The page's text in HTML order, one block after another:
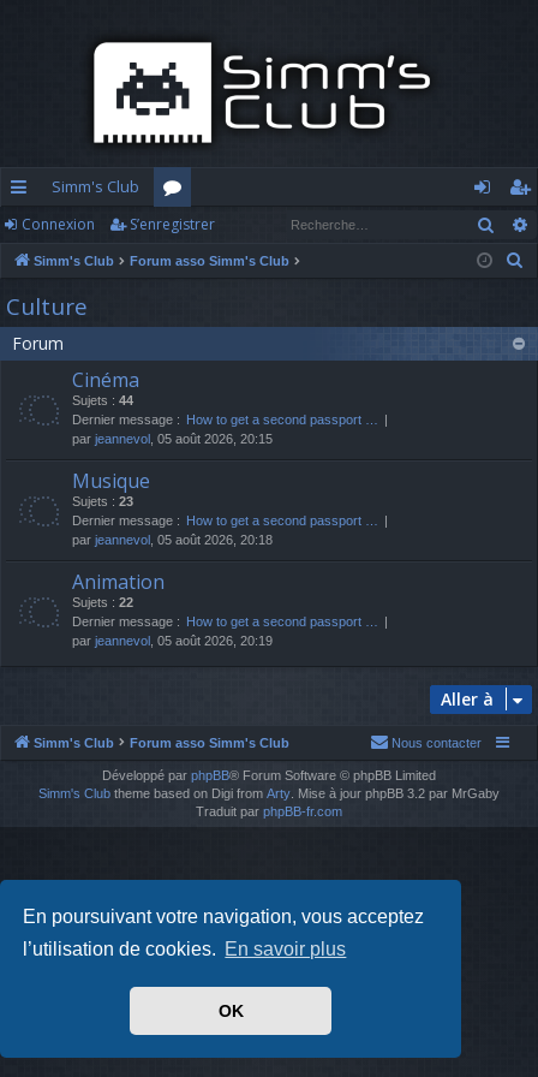
En poursuivant votre navigation, vous acceptez
l’utilisation de cookies. En savoir plus
OK
cc
ès
ra
pi
Simm's Club
or
u
o
n
’e
nr
ist
Connexion S’enregistrer
Simm's Club Forum asso Simm's Club
e
Culture
Forum
Cinéma
Sujets : 44
Dernier message : How to get a second passport …
par jeannevol , 05 août 2026, 20:15
Musique
Sujets : 23
Dernier message : How to get a second passport …
par jeannevol , 05 août 2026, 20:18
Animation
Sujets : 22
Dernier message : How to get a second passport …
par jeannevol , 05 août 2026, 20:19
Aller à
Simm's Club Forum asso Simm's Club Nous contacter
Développé par phpBB® Forum Software © phpBB Limited
Simm's Club theme based on Digi from Arty . Mise à jour phpBB 3.2 par MrGaby
Traduit par phpBB-fr.com